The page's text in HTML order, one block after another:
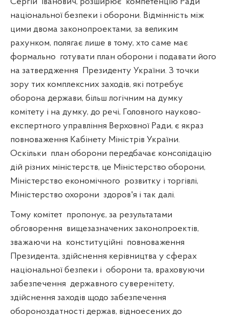
національної безпеки і оборони. Відмінність між
цими двома законопроектами, за великим
рахунком, полягає лише в тому, хто саме має
формально готувати план оборони і подавати його
на затвердження
Президенту України. З точки
зору тих комплексних заходів, які потребує
оборона держави, більш логічним на думку
комітету і на думку, до речі, Головного науково-
експертного управління Верховної Ради, є якраз
повноваження Кабінету Міністрів України.
Оскільки план оборони передбачає консолідацію
дій різних міністерств, це Міністерство оборони,
Міністерство економічного розвитку і торгівлі,
Міністерство охорони здоров'я і так далі.
Тому комітет пропонує, за результатами
обговорення вищезазначених законопроектів,
зважаючи на конституційні повноваження
Президента, здійснення керівництва у сферах
національної безпеки і оборони та, враховуючи
забезпечення державного суверенітету,
здійснення заходів щодо забезпечення
обороноздатності держав, відноесених до